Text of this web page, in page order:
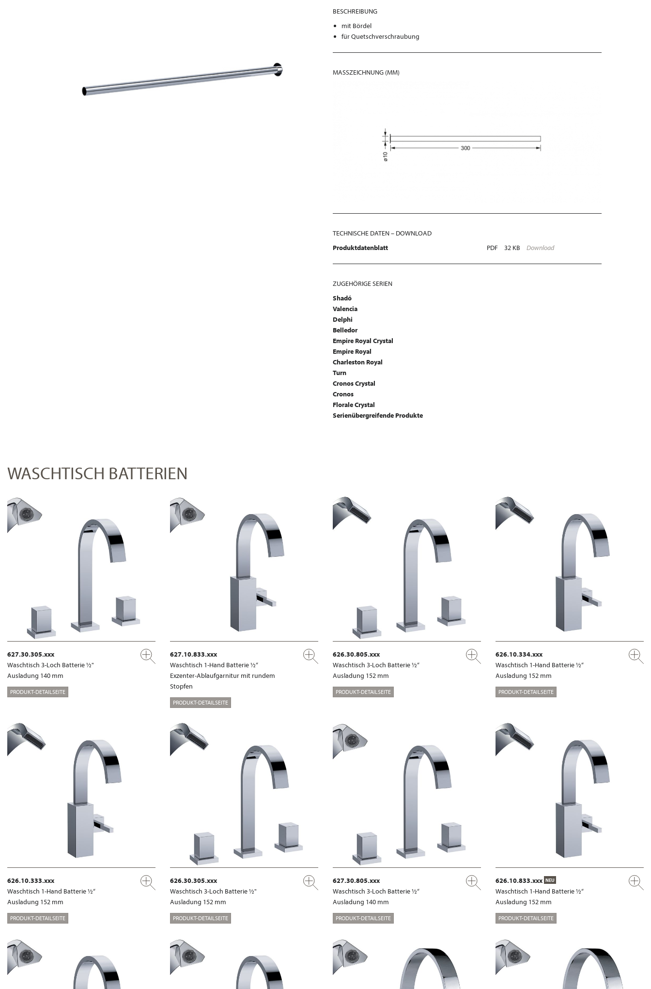
BESCHREIBUNG
mit Bördel
für Quetschverschraubung
MASSZEICHNUNG (MM)
TECHNISCHE DATEN – DOWNLOAD
Produktdatenblatt
PDF 32 KB Download
ZUGEHÖRIGE SERIEN
Shadó
Valencia
Delphi
Belledor
Empire Royal Crystal
Empire Royal
Charleston Royal
Turn
Cronos Crystal
Cronos
Florale Crystal
Serienübergreifende Produkte
WASCHTISCH BATTERIEN
627.30.305.xxx
Waschtisch 3-Loch Batterie ½"
Ausladung 140 mm
PRODUKT-DETAILSEITE
627.10.833.xxx
Waschtisch 1-Hand Batterie ½“
Exzenter-Ablaufgarnitur mit rundem
Stopfen
PRODUKT-DETAILSEITE
626.30.805.xxx
Waschtisch 3-Loch Batterie ½“
Ausladung 152 mm
PRODUKT-DETAILSEITE
626.10.334.xxx
Waschtisch 1-Hand Batterie ½“
Ausladung 152 mm
PRODUKT-DETAILSEITE
626.10.333.xxx
Waschtisch 1-Hand Batterie ½“
Ausladung 152 mm
PRODUKT-DETAILSEITE
626.30.305.xxx
Waschtisch 3-Loch Batterie ½"
Ausladung 152 mm
PRODUKT-DETAILSEITE
627.30.805.xxx
Waschtisch 3-Loch Batterie ½“
Ausladung 140 mm
PRODUKT-DETAILSEITE
626.10.833.xxx NEU
Waschtisch 1-Hand Batterie ½“
Ausladung 152 mm
PRODUKT-DETAILSEITE